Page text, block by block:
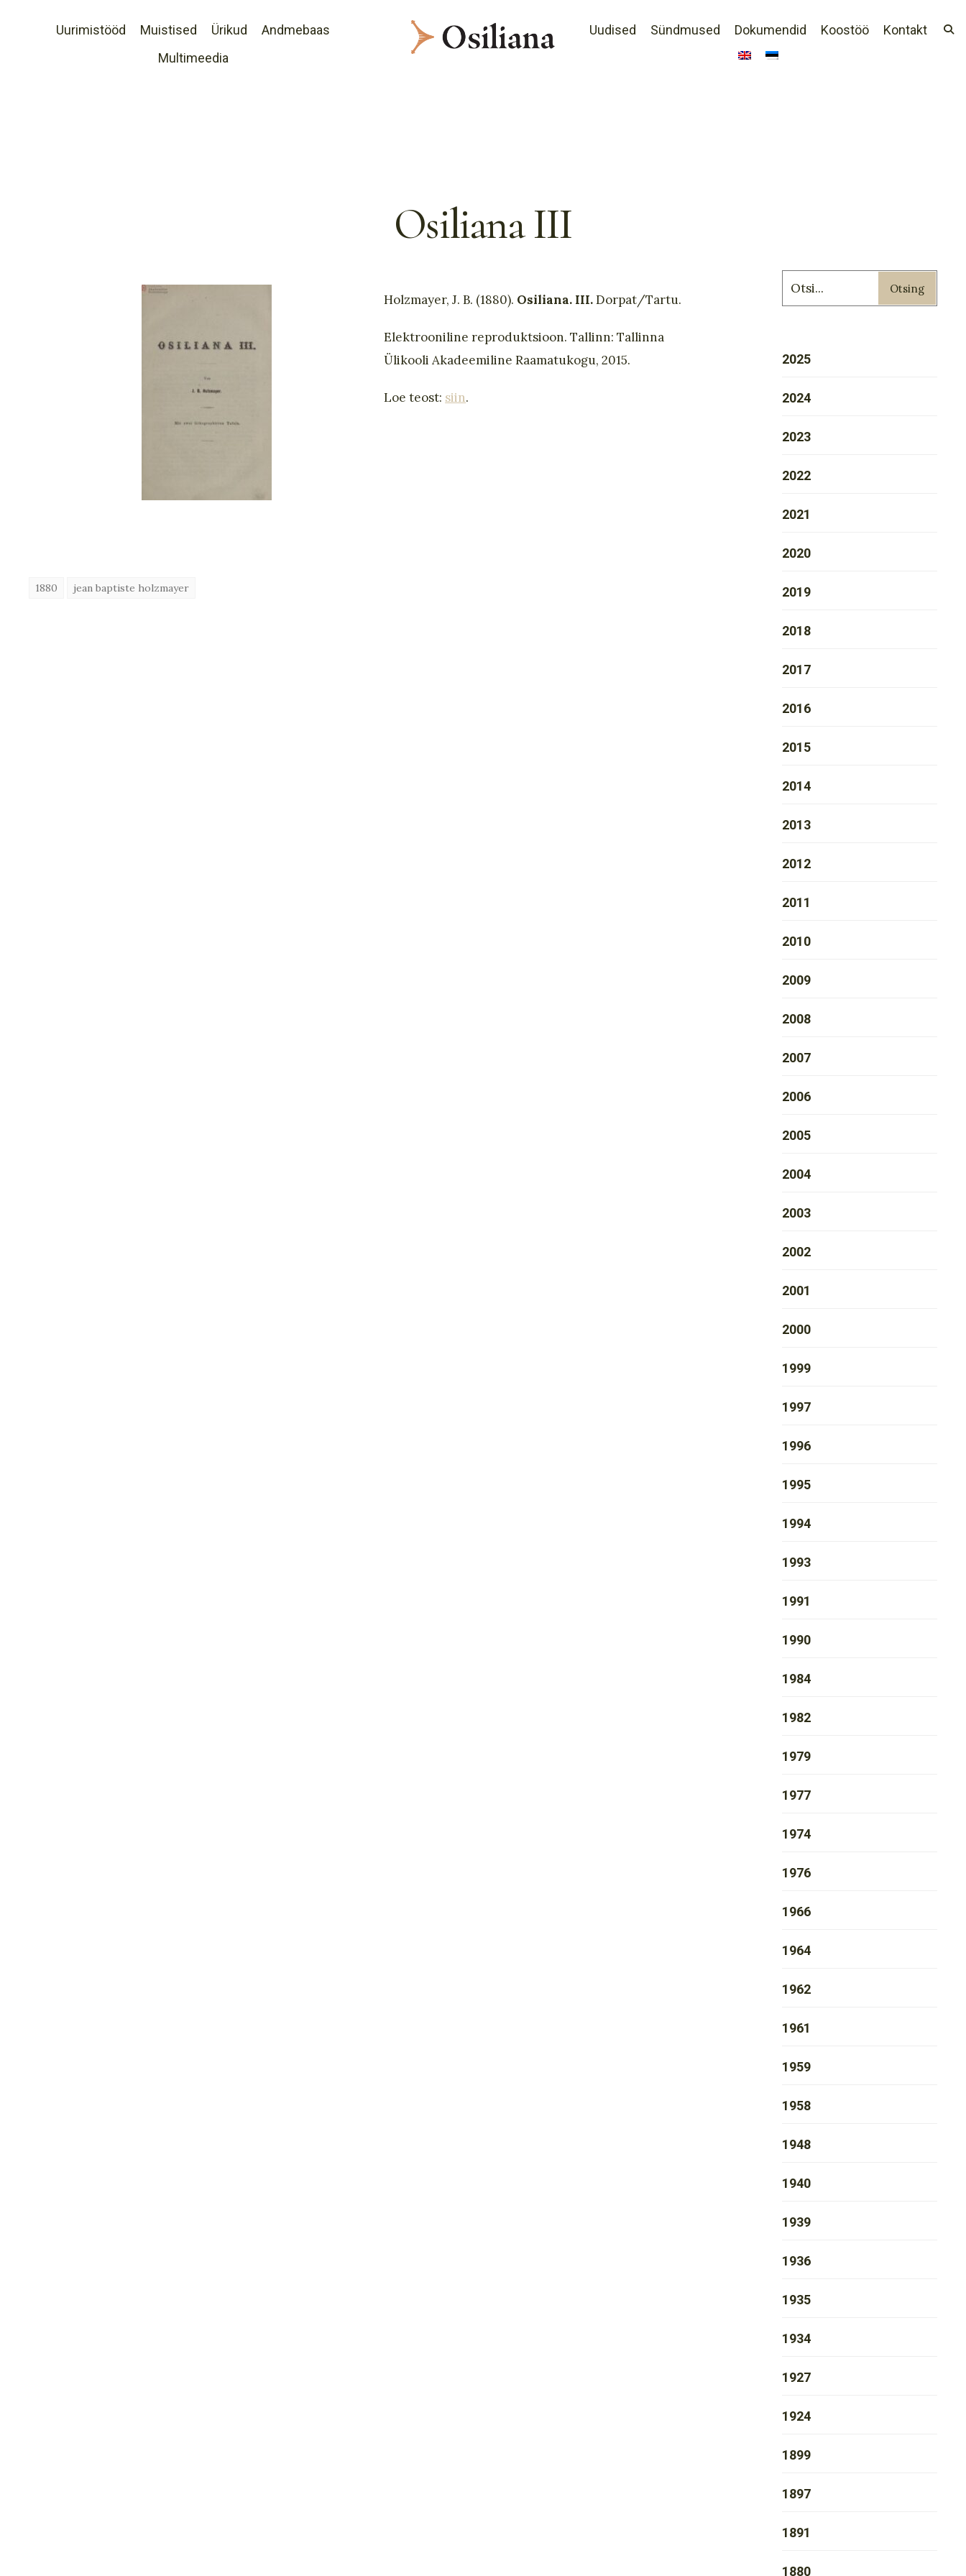
Uurimistööd Muistised Ürikud
Andmebaas
Multimeedia
Uudised Sündmused Dokumendid Koostöö Kontakt
Osiliana III
Holzmayer, J. B. (1880). Osiliana. III.Dorpat/Tartu.
Elektrooniline reproduktsioon. Tallinn: Tallinna
Ülikooli Akadeemiline Raamatukogu, 2015.
Loe teost: siin.
1880 jean baptiste holzmayer
Otsing
2025
2024
2023
2022
2021
2020
2019
2018
2017
2016
2015
2014
2013
2012
2011
2010
2009
2008
2007
2006
2005
2004
2003
2002
2001
2000
1999
1997
1996
1995
1994
1993
1991
1990
1984
1982
1979
1977
1974
1976
1966
1964
1962
1961
1959
1958
1948
1940
1939
1936
1935
1934
1927
1924
1899
1897
1891
1880